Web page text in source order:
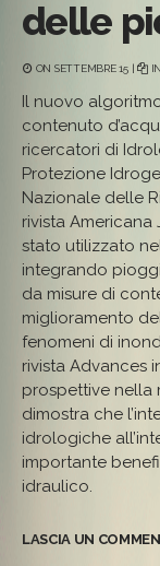
delle
ON SETTEMBRE 15 | IN
Il nuovo
contenuto
ricercatori di
Protezione
Nazionale delle
rivista
stato utilizzato
integrando
da misure di
miglioramento
fenomeni di
rivista Advances
prospettive nella
dimostra che
idrologiche
importante
idraulico.
LASCIA UN